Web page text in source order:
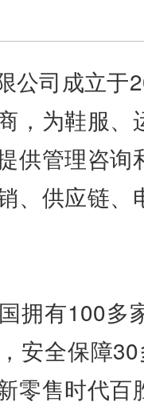
公司成立于
，为鞋服
供管理咨
、供应链
拥有100多
安全保障
零售时代